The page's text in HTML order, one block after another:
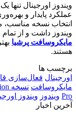
ویندوز اورجینال تنها
عملکرد پایدار و
انتخاب نسخه مناسب،
ویندوز داشت و از
مایکروسافت پرشیا
هستند.
برچسب ها
اورجینال فعال‌سازی
مایکروسافت نسخه Education
Pro ویندوز ویندوز
آخرین اخبار